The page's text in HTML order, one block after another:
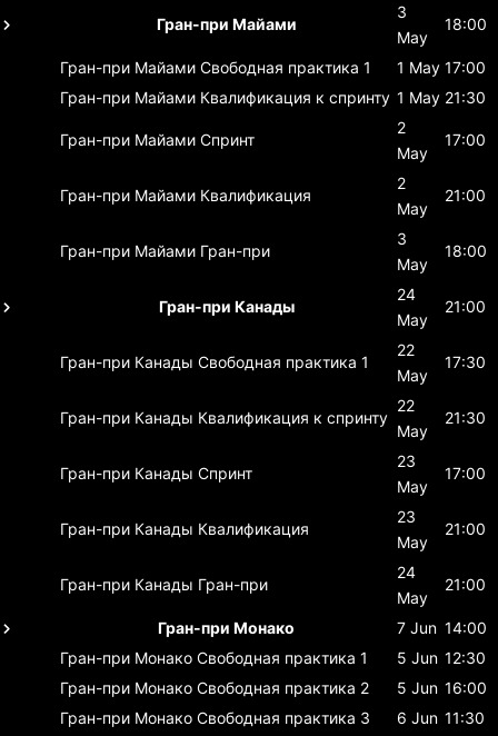
Гран-при Майами
3
May
18:00
Гран-при Майами Свободная практика 1 1 May 17:00
Гран-при Майами Квалификация к спринту 1 May 21:30
Гран-при Майами Спринт
2
May
17:00
Гран-при Майами Квалификация
2
May
21:00
Гран-при Майами Гран-при
3
May
18:00
Гран-при Канады
24
May
21:00
Гран-при Канады Свободная практика 1
22
May
17:30
Гран-при Канады Квалификация к спринту
22
May
21:30
Гран-при Канады Спринт
23
May
17:00
Гран-при Канады Квалификация
23
May
21:00
Гран-при Канады Гран-при
24
May
21:00
Гран-при Монако 7 Jun 14:00
Гран-при Монако Свободная практика 1 5 Jun 12:30
Гран-при Монако Свободная практика 2 5 Jun 16:00
Гран-при Монако Свободная практика 3 6 Jun 11:30